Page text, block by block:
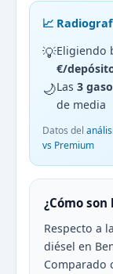
📈
💡Eligiendo
€/
🌙Las 3
de media
Datos del
vs Premium
¿Cómo
Respecto a la
diésel en
Comparado